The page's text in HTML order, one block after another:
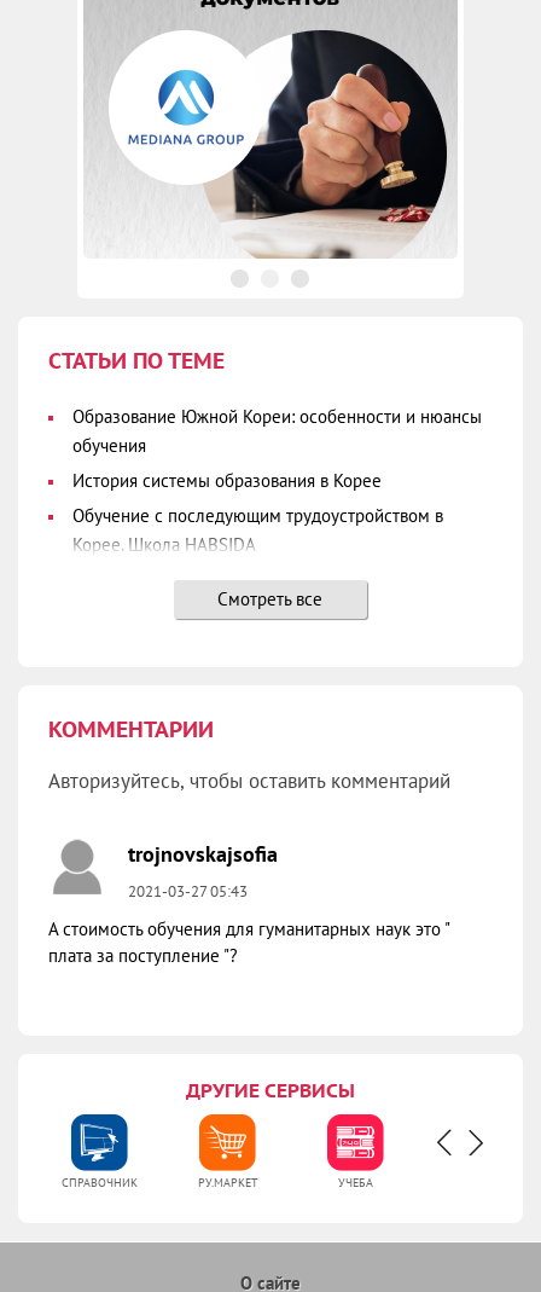
СТАТЬИ ПО ТЕМЕ
Образование Южной Кореи: особенности и нюансы
обучения
История системы образования в Корее
Обучение с последующим трудоустройством в
Корее. Школа HABSIDA
Чунг Анг (Chung Ang)
Инха Университет (Inha University)
Высшее образование в Южной Корее
Смотреть все
КОММЕНТАРИИ
Авторизуйтесь, чтобы оставить комментарий
trojnovskajsofia
2021-03-27 05:43
А стоимость обучения для гуманитарных наук это "
плата за поступление "?
ДРУГИЕ СЕРВИСЫ
УЧЕБА РАЗВЛЕЧЕНИЯ РАБОТА
О сайте